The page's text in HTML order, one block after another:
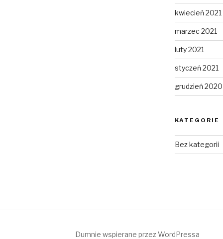
kwiecień 2021
marzec 2021
luty 2021
styczeń 2021
grudzień 2020
KATEGORIE
Bez kategorii
Dumnie wspierane przez WordPressa